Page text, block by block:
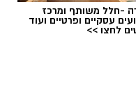
-חלל משותף ומרכז
עסקיים ופרטיים ועוד
לחצו >>